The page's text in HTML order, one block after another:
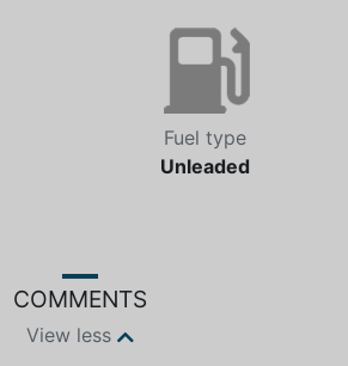
Fuel type
Unleaded
COMMENTS
View less